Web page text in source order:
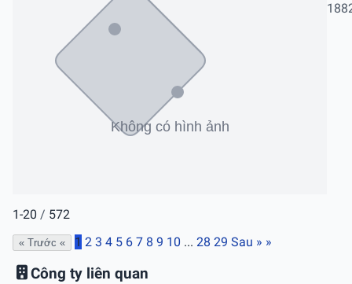
1-20 / 572
« Trước « 1 2 3 4 5 6 7 8 9 10 ... 28 29 Sau » »
Công ty liên quan